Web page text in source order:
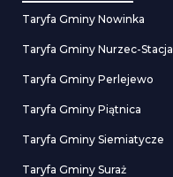
Taryfa Gminy Nowinka
Taryfa Gminy Nurzec-Stacja
Taryfa Gminy Perlejewo
Taryfa Gminy Piątnica
Taryfa Gminy Siemiatycze
Taryfa Gminy Suraż